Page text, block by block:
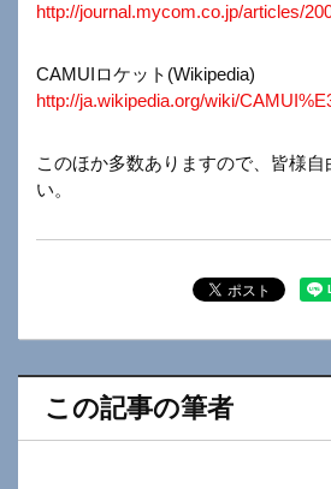
http://journal.mycom.co.jp/articles/
CAMUIロケット(Wikipedia)
http://ja.wikipedia.org/wiki/
このほか多数ありますので、皆様自
い。
この記事の筆者